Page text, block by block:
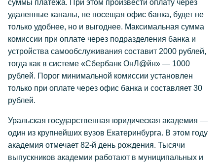
суммы платежа. При этом произвести оплату через
удаленные каналы, не посещая офис банка, будет не
только удобнее, но и выгоднее. Максимальная сумма
комиссии при оплате через подразделения банка и
устройства самообслуживания составит 2000 рублей,
тогда как в системе «Сбербанк ОнЛ@йн» — 1000
рублей. Порог минимальной комиссии установлен
только при оплате через офис банка и составляет 30
рублей.
Уральская государственная юридическая академия —
один из крупнейших вузов Екатеринбурга. В этом году
академия отмечает 82-й день рождения. Тысячи
выпускников академии работают в муниципальных и